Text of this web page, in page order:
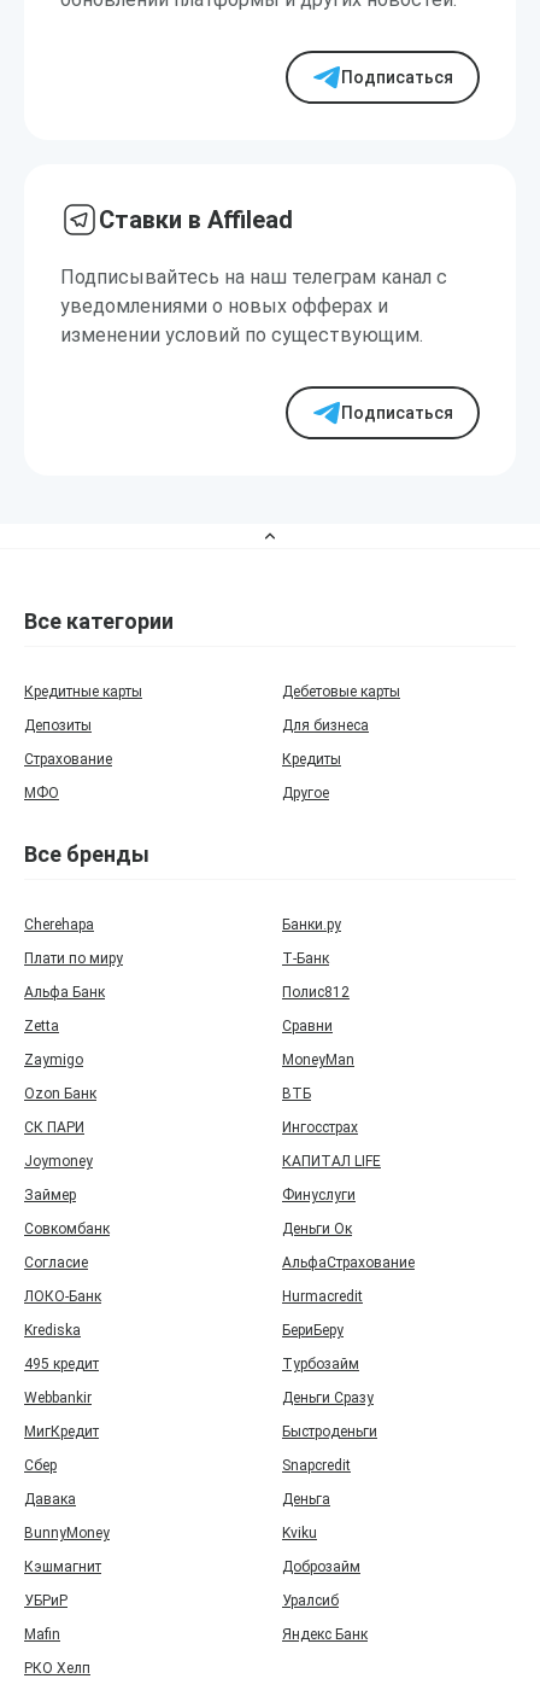
Подписаться
Ставки в Affilead
Подписывайтесь на наш телеграм канал с
уведомлениями о новых офферах и
изменении условий по существующим.
Подписаться
Все категории
Кредитные карты
Дебетовые карты
Депозиты
Для бизнеса
Страхование
Кредиты
МФО
Другое
Все бренды
Cherehapa
Банки.ру
Плати по миру
Т‑Банк
Альфа Банк
Полис812
Zetta
Сравни
Zaymigo
MoneyMan
Ozon Банк
ВТБ
СК ПАРИ
Ингосстрах
Joymoney
КАПИТАЛ LIFE
Займер
Финуслуги
Совкомбанк
Деньги Ок
Согласие
АльфаСтрахование
ЛОКО-Банк
Hurmacredit
Krediska
БериБеру
495 кредит
Турбозайм
Webbankir
Деньги Сразу
МигКредит
Быстроденьги
Сбер
Snapcredit
Давака
Деньга
BunnyMoney
Kviku
Кэшмагнит
Доброзайм
УБРиР
Уралсиб
Mafin
Яндекс Банк
РКО Хелп